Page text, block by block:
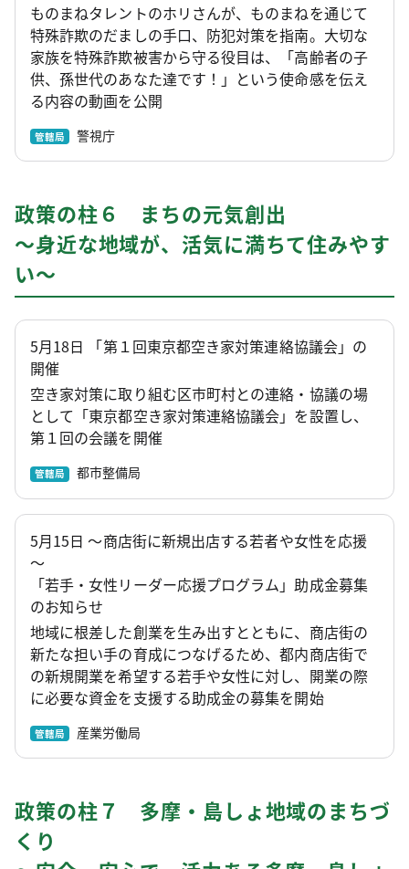
ものまねタレントのホリさんが、ものまねを通じて
特殊詐欺のだましの手口、防犯対策を指南。大切な
家族を特殊詐欺被害から守る役目は、「高齢者の子
供、孫世代のあなた達です！」という使命感を伝え
る内容の動画を公開
管轄局 警視庁
政策の柱６ まちの元気創出
～身近な地域が、活気に満ちて住みやす
い～
5月18日 「第１回東京都空き家対策連絡協議会」の
開催
空き家対策に取り組む区市町村との連絡・協議の場
として「東京都空き家対策連絡協議会」を設置し、
第１回の会議を開催
管轄局 都市整備局
5月15日 ～商店街に新規出店する若者や女性を応援
～
「若手・女性リーダー応援プログラム」助成金募集
のお知らせ
地域に根差した創業を生み出すとともに、商店街の
新たな担い手の育成につなげるため、都内商店街で
の新規開業を希望する若手や女性に対し、開業の際
に必要な資金を支援する助成金の募集を開始
管轄局 産業労働局
政策の柱７ 多摩・島しょ地域のまちづ
くり